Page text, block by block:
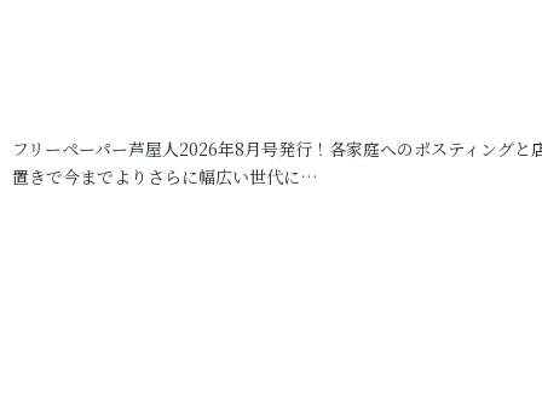
フリーペーパー芦屋人2026年8月号発行！各家庭へのポスティングと
置きで今までよりさらに幅広い世代に…